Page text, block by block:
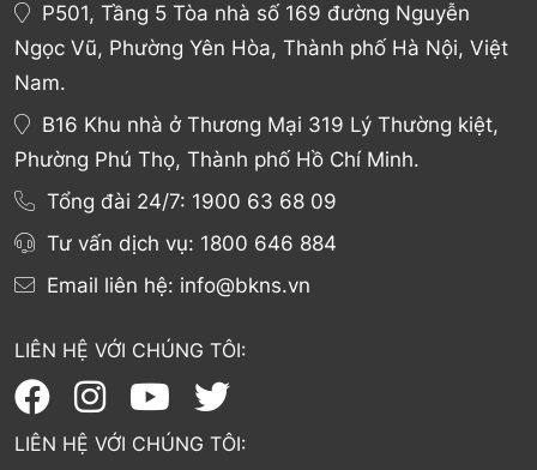
P501, Tầng 5 Tòa nhà số 169 đường Nguyễn
Ngọc Vũ, Phường Yên Hòa, Thành phố Hà Nội, Việt
Nam.
B16 Khu nhà ở Thương Mại 319 Lý Thường kiệt,
Phường Phú Thọ, Thành phố Hồ Chí Minh.
Tổng đài 24/7: 1900 63 68 09
Tư vấn dịch vụ: 1800 646 884
Email liên hệ: info@bkns.vn
LIÊN HỆ VỚI CHÚNG TÔI:
LIÊN HỆ VỚI CHÚNG TÔI: